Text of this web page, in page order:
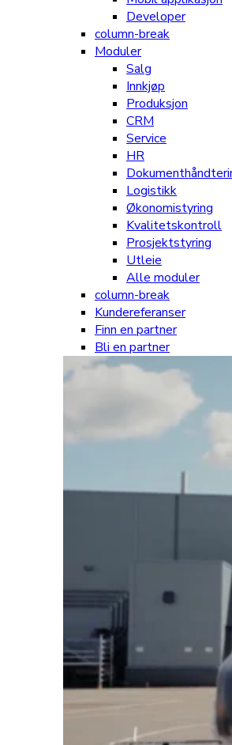
Developer
column-break
Moduler
Salg
Innkjøp
Produksjon
CRM
Service
HR
Logistikk
Økonomistyring
Kvalitetskontroll
Prosjektstyring
Utleie
Alle moduler
column-break
Kundereferanser
Finn en partner
Bli en partner